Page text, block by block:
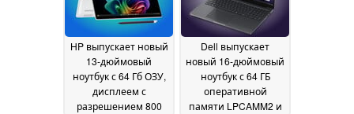
HP выпускает новый
13-дюймовый
ноутбук с 64 Гб ОЗУ,
дисплеем с
разрешением 800
Dell выпускает
новый 16-дюймовый
ноутбук с 64 ГБ
оперативной
памяти LPCAMM2 и